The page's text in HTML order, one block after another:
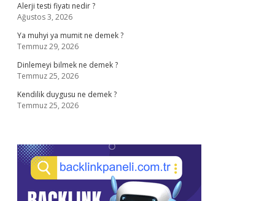
Alerji testi fiyatı nedir ?
Ağustos 3, 2026
Ya muhyi ya mumit ne demek ?
Temmuz 29, 2026
Dinlemeyi bilmek ne demek ?
Temmuz 25, 2026
Kendilik duygusu ne demek ?
Temmuz 25, 2026